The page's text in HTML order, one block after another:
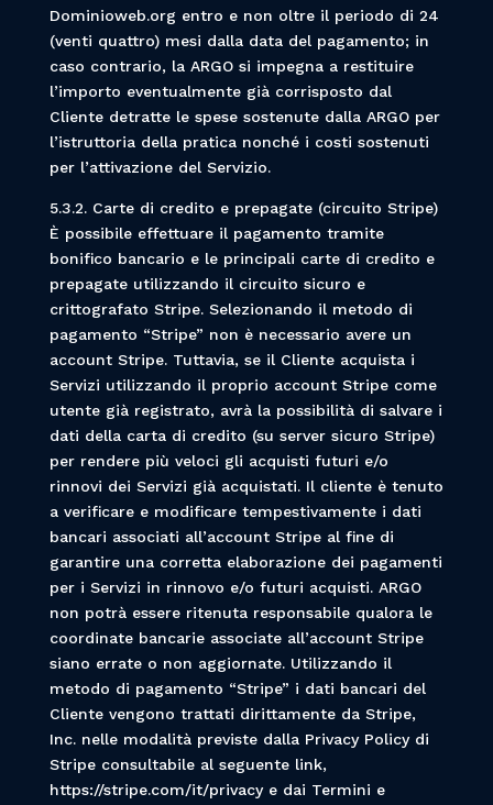
Dominioweb.org entro e non oltre il periodo di 24
(venti quattro) mesi dalla data del pagamento; in
caso contrario, la ARGO si impegna a restituire
l’importo eventualmente già corrisposto dal
Cliente detratte le spese sostenute dalla ARGO per
l’istruttoria della pratica nonché i costi sostenuti
per l’attivazione del Servizio.
5.3.2. Carte di credito e prepagate (circuito Stripe)
È possibile effettuare il pagamento tramite
bonifico bancario e le principali carte di credito e
prepagate utilizzando il circuito sicuro e
crittografato Stripe. Selezionando il metodo di
pagamento “Stripe” non è necessario avere un
account Stripe. Tuttavia, se il Cliente acquista i
Servizi utilizzando il proprio account Stripe come
utente già registrato, avrà la possibilità di salvare i
dati della carta di credito (su server sicuro Stripe)
per rendere più veloci gli acquisti futuri e/o
rinnovi dei Servizi già acquistati. Il cliente è tenuto
a verificare e modificare tempestivamente i dati
bancari associati all’account Stripe al fine di
garantire una corretta elaborazione dei pagamenti
per i Servizi in rinnovo e/o futuri acquisti. ARGO
non potrà essere ritenuta responsabile qualora le
coordinate bancarie associate all’account Stripe
siano errate o non aggiornate. Utilizzando il
metodo di pagamento “Stripe” i dati bancari del
Cliente vengono trattati dirittamente da Stripe,
Inc. nelle modalità previste dalla Privacy Policy di
Stripe consultabile al seguente link,
https://stripe.com/it/privacy e dai Termini e